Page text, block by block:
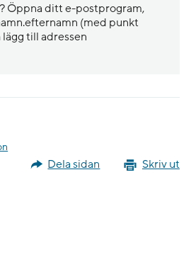
Öppna ditt e-postprogram,
(med punkt
till adressen
Skriv ut
Dela sidan